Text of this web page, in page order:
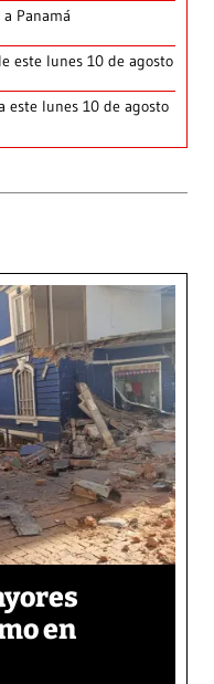
Panamá
este lunes 10 de agosto
este lunes 10 de agosto
en